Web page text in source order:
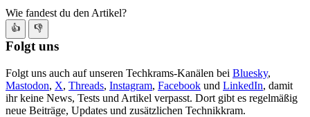
Wie fandest du den Artikel?
👍 👎
Folgt uns
Folgt uns auch auf unseren Techkrams-Kanälen bei Bluesky,
Mastodon, X, Threads, Instagram, Facebook und LinkedIn, damit
ihr keine News, Tests und Artikel verpasst. Dort gibt es regelmäßig
neue Beiträge, Updates und zusätzlichen Technikkram.